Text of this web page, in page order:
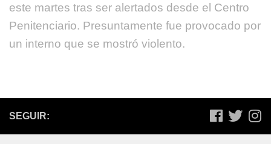
este martes tras ser alertados desde el Centro
Penitenciario. Presuntamente fue provocado por
un interno que se mostró violento.
SEGUIR: